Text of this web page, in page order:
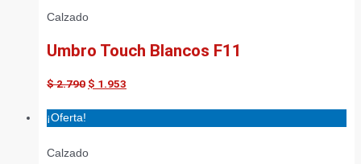
Calzado
Umbro Touch Blancos F11
$2.790 $ 1.953
¡Oferta!
Calzado